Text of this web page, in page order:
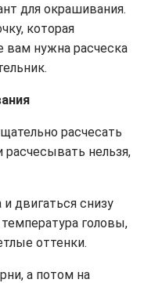
для окрашивания.
которая
вам нужна расческа
расчесать
нельзя,
двигаться снизу
головы,
оттенки.
а потом на